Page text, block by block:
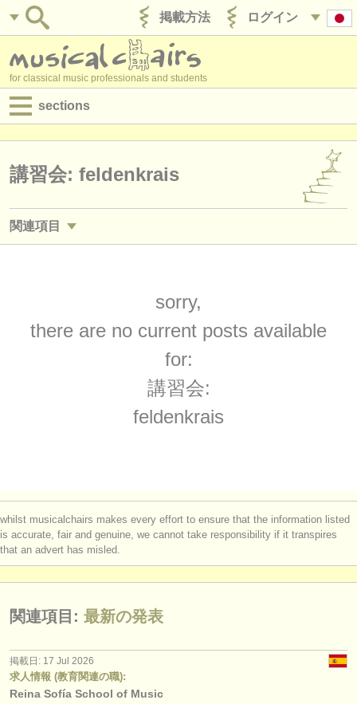
ログイン
掲載方法
for classical music professionals and students
sections
求人情報 (演奏関係の職)
求人情報 (管理者関連の職)
コンクール
音楽学校
ユース オーケストラ
お問い合わせ
rss feeds
クラシック音楽ニュース
講習会: feldenkrais
関連項目
求人情報 (教育関連の職): personal training
講習会: alexander technique (3)
sorry,
there are no current posts available
for:
講習会:
feldenkrais
whilst musicalchairs makes every effort to ensure that the information listed
is accurate, fair and genuine, we cannot take responsibility if it transpires
that an advert has misled.
関連項目: 最新の発表
掲載日: 17 Jul 2026
求人情報 (教育関連の職):
Reina Sofía School of Music